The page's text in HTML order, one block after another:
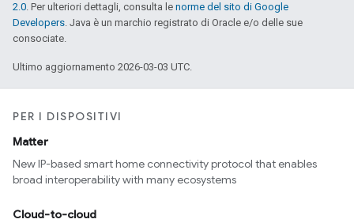
2.0. Per ulteriori dettagli, consulta le norme del sito di Google
Developers. Java è un marchio registrato di Oracle e/o delle sue
consociate.
Ultimo aggiornamento 2026-03-03 UTC.
PER I DISPOSITIVI
Matter
New IP-based smart home connectivity protocol that enables
broad interoperability with many ecosystems
Cloud-to-cloud